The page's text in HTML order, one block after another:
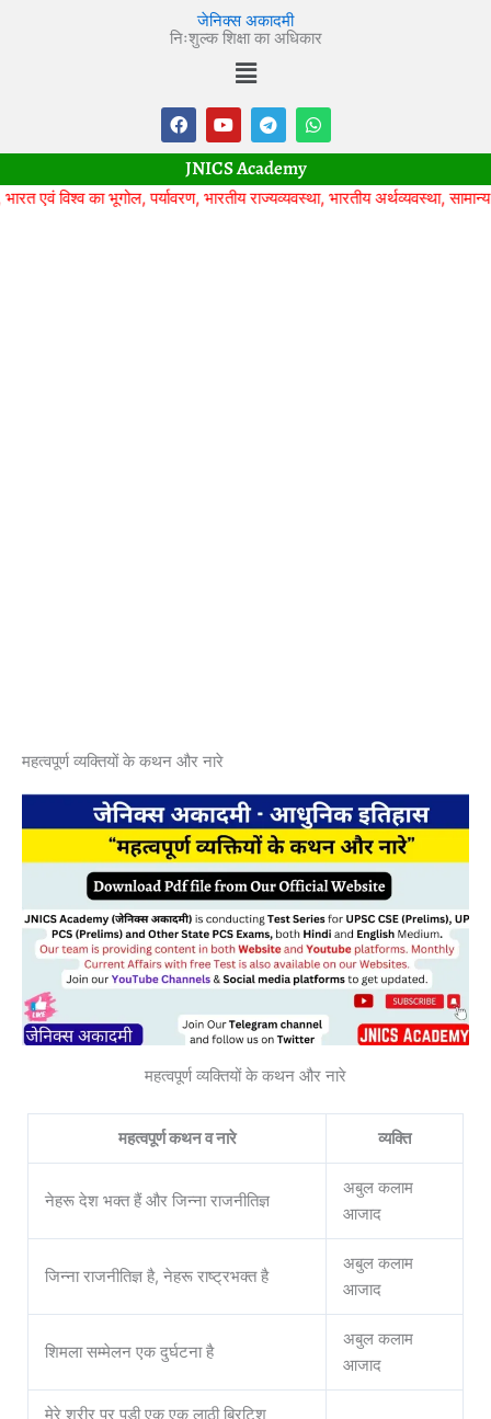
जेनिक्स अकादमी
निःशुल्क शिक्षा का अधिकार
Menu
a
c
e
b
o
o
o
u
t
u
b
e
e
l
e
g
r
a
h
a
t
a
p
JNICS Academy
विश्व का भूगोल, पर्यावरण, भारतीय राज्यव्यवस्था, भारतीय अर्थव्यवस्था, सामान्य
महत्वपूर्ण व्यक्तियों के कथन और नारे
महत्वपूर्ण व्यक्तियों के कथन और नारे
महत्वपूर्ण कथन व नारे व्यक्ति
नेहरू देश भक्त हैं और जिन्ना राजनीतिज्ञ
अबुल कलाम
आजाद
जिन्ना राजनीतिज्ञ है, नेहरू राष्ट्रभक्त है
अबुल कलाम
आजाद
शिमला सम्मेलन एक दुर्घटना है
अबुल कलाम
आजाद
मेरे शरीर पर पड़ी एक एक लाठी ब्रिटिश